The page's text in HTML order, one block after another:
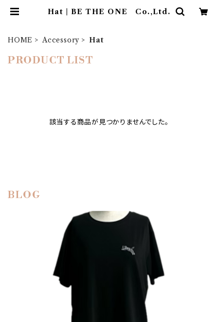
Hat | BE THE ONE Co.,Ltd.
HOME Accessory Hat
PRODUCT LIST
該当する商品が見つかりませんでした。
BLOG